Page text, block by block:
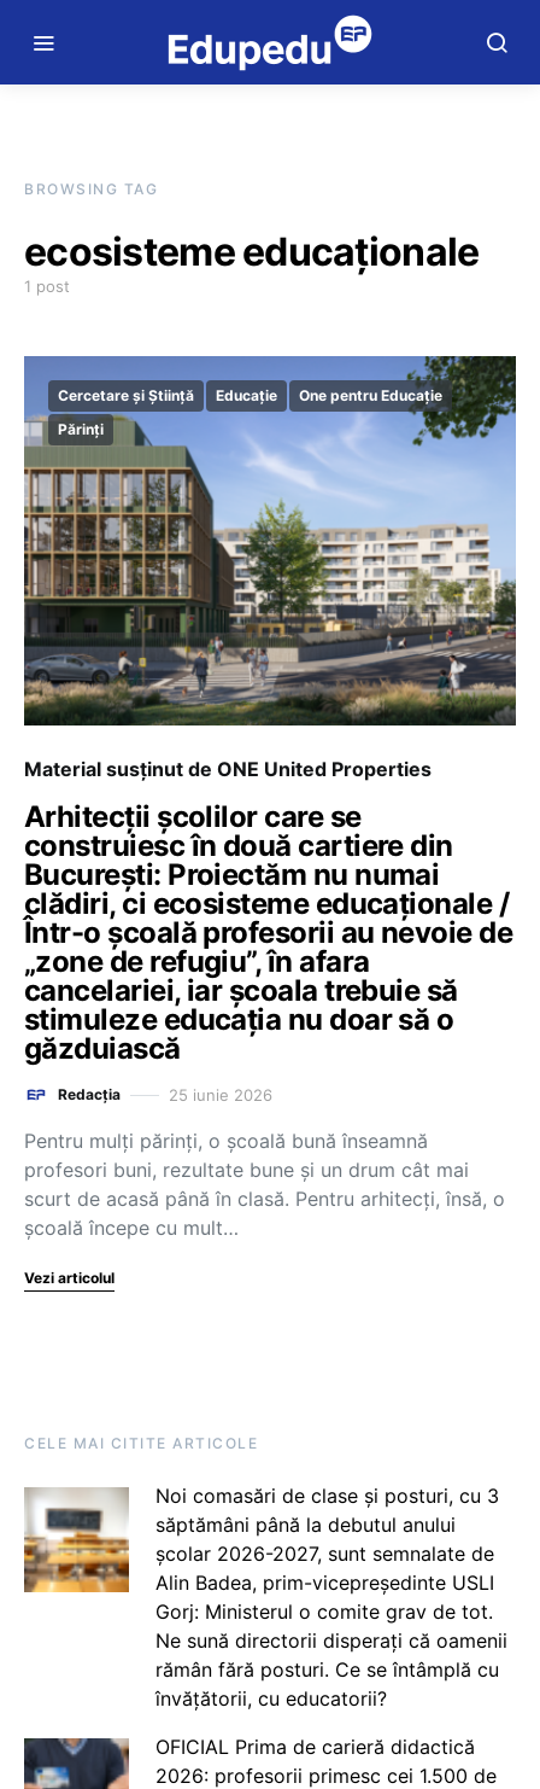
BROWSING TAG
ecosisteme educaționale
1 post
Cercetare și Știință Educație
One pentru Educație
Părinți
Material susținut de ONE United Properties
Arhitecții școlilor care se
construiesc în două cartiere din
București: Proiectăm nu numai
clădiri, ci ecosisteme educaționale /
Într-o școală profesorii au nevoie de
„zone de refugiu”, în afara
cancelariei, iar școala trebuie să
stimuleze educația nu doar să o
găzduiască
Redacția 25 iunie 2026
Pentru mulți părinți, o școală bună înseamnă
profesori buni, rezultate bune și un drum cât mai
scurt de acasă până în clasă. Pentru arhitecți, însă, o
școală începe cu mult…
Vezi articolul
CELE MAI CITITE ARTICOLE
Noi comasări de clase și posturi, cu 3
săptămâni până la debutul anului
școlar 2026-2027, sunt semnalate de
Alin Badea, prim-vicepreședinte USLI
Gorj: Ministerul o comite grav de tot.
Ne sună directorii disperați că oamenii
rămân fără posturi. Ce se întâmplă cu
învățătorii, cu educatorii?
OFICIAL Prima de carieră didactică
2026: profesorii primesc cei 1.500 de